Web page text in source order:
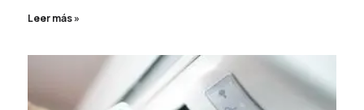
Leer más »